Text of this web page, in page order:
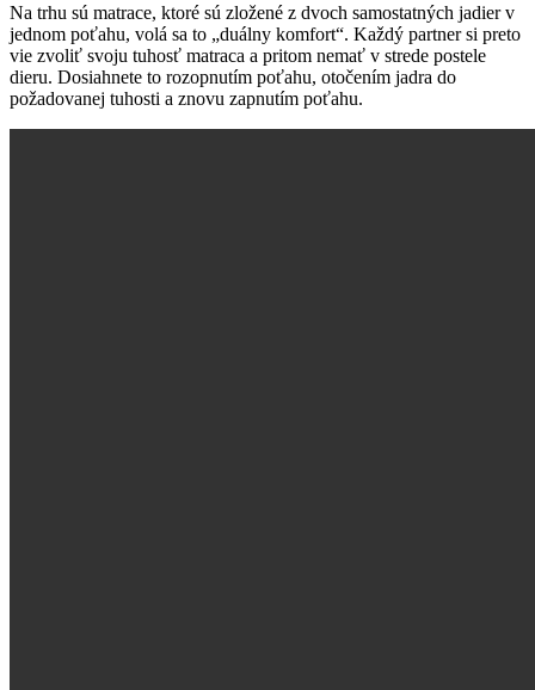
Na trhu sú matrace, ktoré sú zložené z dvoch samostatných jadier v
jednom poťahu, volá sa to „duálny komfort“. Každý partner si preto
vie zvoliť svoju tuhosť matraca a pritom nemať v strede postele
dieru. Dosiahnete to rozopnutím poťahu, otočením jadra do
požadovanej tuhosti a znovu zapnutím poťahu.